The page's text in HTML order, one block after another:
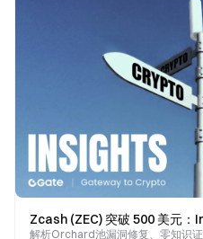
解析Orchard池漏洞修复、零知识